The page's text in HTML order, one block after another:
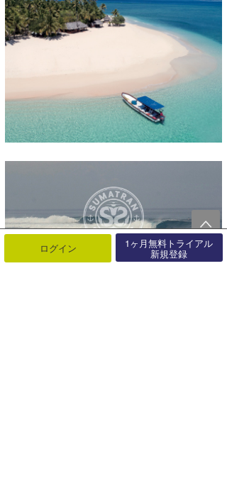
ログイン 1ヶ月無料トライアル
新規登録